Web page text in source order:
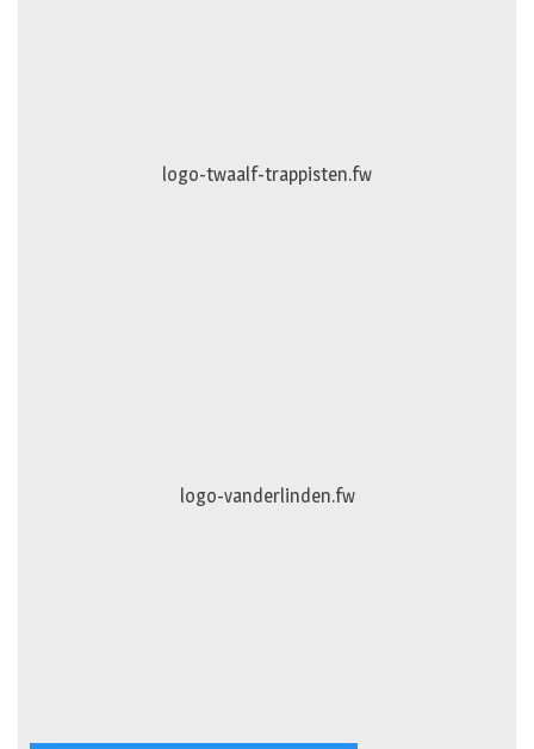
logo-twaalf-trappisten.fw
logo-gevelspecialist.fw
logo-vanderlinden.fw
diercentrum